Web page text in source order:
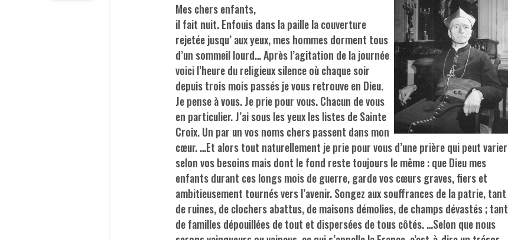
Mes chers enfants,
il fait nuit. Enfouis dans la paille la couverture
rejetée jusqu’ aux yeux, mes hommes dorment tous
d’un sommeil lourd… Après l’agitation de la journée
voici l’heure du religieux silence où chaque soir
depuis trois mois passés je vous retrouve en Dieu.
Je pense à vous. Je prie pour vous. Chacun de vous
en particulier. J’ai sous les yeux les listes de Sainte
Croix. Un par un vos noms chers passent dans mon
cœur. …Et alors tout naturellement je prie pour vous d’une prière qui peut varier
selon vos besoins mais dont le fond reste toujours le même : que Dieu mes
enfants durant ces longs mois de guerre, garde vos cœurs graves, fiers et
ambitieusement tournés vers l’avenir. Songez aux souffrances de la patrie, tant
de ruines, de clochers abattus, de maisons démolies, de champs dévastés ; tant
de familles dépouillées de tout et dispersées de tous côtés. …Selon que nous